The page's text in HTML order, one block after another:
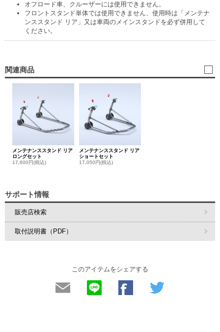
オフロード車、クルーザーには使用できません。
フロントスタンド単体では使用できません、使用時は「メンテナ
ンススタンド リア」又は車両のメインスタンドを必ず併用して
ください。
関連商品
メンテナンススタンド リア
ロングセット
17,600円(税込)
メンテナンススタンド リア
ショートセット
17,050円(税込)
サポート情報
販売店検索
取付説明書（PDF）
このアイテムをシェアする